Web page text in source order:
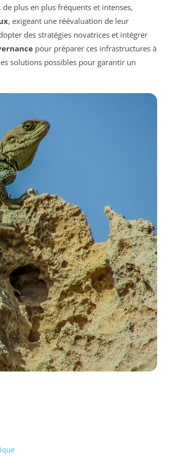
plus en plus fréquents et intenses,
, exigeant une réévaluation de leur
des stratégies novatrices et intégrer
pour préparer ces infrastructures à
solutions possibles pour garantir un